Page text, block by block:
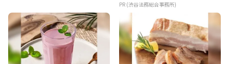
PR (渋谷法務総合事務所)